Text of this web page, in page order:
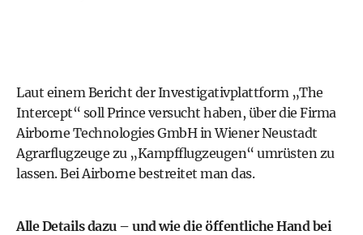
Laut einem Bericht der Investigativplattform „The
Intercept“ soll Prince versucht haben, über die Firma
Airborne Technologies GmbH in Wiener Neustadt
Agrarflugzeuge zu „Kampfflugzeugen“ umrüsten zu
lassen. Bei Airborne bestreitet man das.
Alle Details dazu – und wie die öffentliche Hand bei